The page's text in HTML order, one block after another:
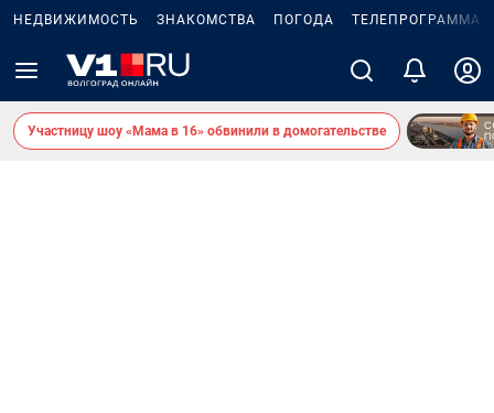
НЕДВИЖИМОСТЬ ЗНАКОМСТВА ПОГОДА ТЕЛЕПРОГРАММА
Участницу шоу «Мама в 16» обвинили в домогательстве